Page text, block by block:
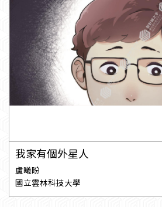
我家有個外星人
盧曦盼
國立雲林科技大學